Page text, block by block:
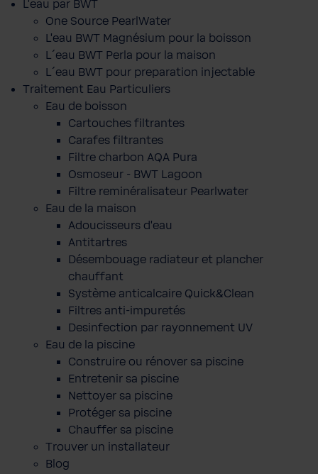
L'eau par BWT
One Source PearlWater
L’eau BWT Magnésium pour la boisson
L´eau BWT Perla pour la maison
L´eau BWT pour preparation injectable
Traitement Eau Particuliers
Eau de boisson
Cartouches filtrantes
Carafes filtrantes
Filtre charbon AQA Pura
Osmoseur - BWT Lagoon
Filtre reminéralisateur Pearlwater
Eau de la maison
Adoucisseurs d'eau
Antitartres
Désembouage radiateur et plancher
chauffant
Système anticalcaire Quick&Clean
Filtres anti-impuretés
Desinfection par rayonnement UV
Eau de la piscine
Construire ou rénover sa piscine
Entretenir sa piscine
Nettoyer sa piscine
Protéger sa piscine
Chauffer sa piscine
Trouver un installateur
Blog